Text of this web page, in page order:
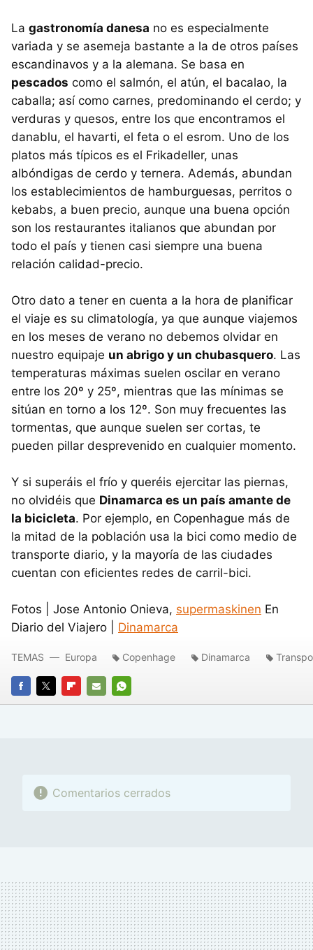
La gastronomía danesa no es especialmente
variada y se asemeja bastante a la de otros países
escandinavos y a la alemana. Se basa en
pescados como el salmón, el atún, el bacalao, la
caballa; así como carnes, predominando el cerdo; y
verduras y quesos, entre los que encontramos el
danablu, el havarti, el feta o el esrom. Uno de los
platos más típicos es el Frikadeller, unas
albóndigas de cerdo y ternera. Además, abundan
los establecimientos de hamburguesas, perritos o
kebabs, a buen precio, aunque una buena opción
son los restaurantes italianos que abundan por
todo el país y tienen casi siempre una buena
relación calidad-precio.
Otro dato a tener en cuenta a la hora de planificar
el viaje es su climatología, ya que aunque viajemos
en los meses de verano no debemos olvidar en
nuestro equipaje un abrigo y un chubasquero. Las
temperaturas máximas suelen oscilar en verano
entre los 20º y 25º, mientras que las mínimas se
sitúan en torno a los 12º. Son muy frecuentes las
tormentas, que aunque suelen ser cortas, te
pueden pillar desprevenido en cualquier momento.
Y si superáis el frío y queréis ejercitar las piernas,
no olvidéis que Dinamarca es un país amante de
la bicicleta. Por ejemplo, en Copenhague más de
la mitad de la población usa la bici como medio de
transporte diario, y la mayoría de las ciudades
cuentan con eficientes redes de carril-bici.
Fotos | Jose Antonio Onieva, supermaskinen En
Diario del Viajero | Dinamarca
FACEBOOK
TWITTERFLIPBOARD
E-
WHATSAPP
TEMAS Europa Copenhage Dinamarca
Comentarios cerrados